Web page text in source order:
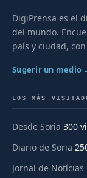
DigiPrensa es el
del mundo.
país y ciudad,
Sugerir un medio
LOS MÁS
Desde Soria 300
Diario de Soria
Jornal de Notícias